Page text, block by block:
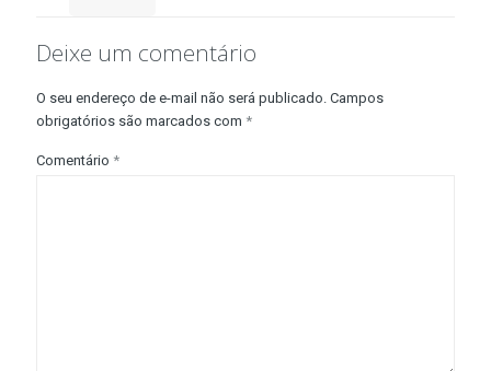
Deixe um comentário
O seu endereço de e-mail não será publicado. Campos
obrigatórios são marcados com *
Comentário *